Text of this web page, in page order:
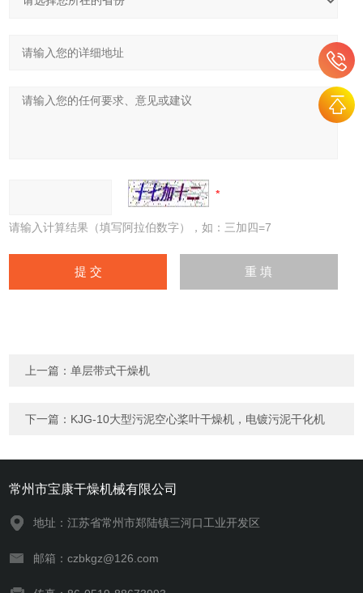
请输入计算结果（填写阿拉伯数字），如：三加四=7
上一篇：单层带式干燥机
下一篇： KJG-10大型污泥空心桨叶干燥机，电镀污泥干化机
常州市宝康干燥机械有限公司
地址：江苏省常州市郑陆镇三河口工业开发区
邮箱：czbkgz@126.com